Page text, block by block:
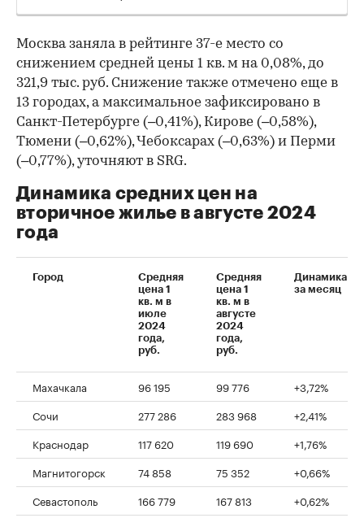
00:00 / 00:00
Москва заняла в рейтинге 37-е место со
снижением средней цены 1 кв. м на 0,08%, до
321,9 тыс. руб. Снижение также отмечено еще в
13 городах, а максимальное зафиксировано в
Санкт-Петербурге (–0,41%), Кирове (–0,58%),
Тюмени (–0,62%), Чебоксарах (–0,63%) и Перми
(–0,77%), уточняют в SRG.
Динамика средних цен на
вторичное жилье в августе 2024
года
Город
Средняя
цена 1
кв. м в
июле
2024
года,
руб.
Средняя
цена 1
кв. м в
августе
2024
года,
руб.
Динамика
за месяц
Махачкала 96 195 99 776
+3,72%
Сочи
277 286 283 968
+2,41%
Краснодар
117 620 119 690
+1,76%
Магнитогорск
74 858 75 352
+0,66%
Севастополь
166 779 167 813
+0,62%